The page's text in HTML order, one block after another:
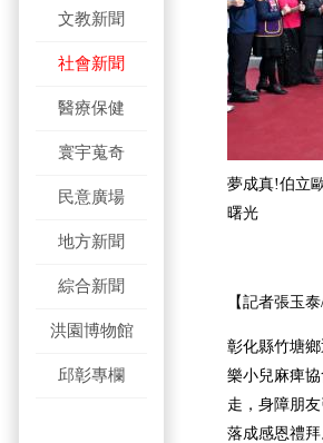
文教新聞
社會新聞
醫療保健
寰宇蒐奇
民意廣場
地方新聞
綜合新聞
洪園博物館
邱彰專欄
夢成真!伯立
曙光
【記者張玉
彰化縣竹塘
樂小兒麻痺
走，身障朋
落成感恩禮